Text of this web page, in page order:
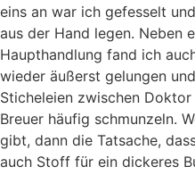
eins an war ich gefesselt
aus der Hand legen. Neben
Haupthandlung fand ich
wieder äußerst gelungen
Sticheleien zwischen
Breuer häufig schmunzeln.
gibt, dann die Tatsache,
auch Stoff für ein dickeres